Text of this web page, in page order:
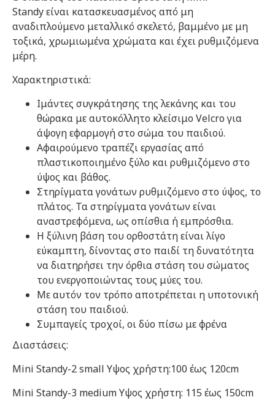
Standy είναι κατασκευασμένος από μη
αναδιπλούμενο μεταλλικό σκελετό, βαμμένο με μη
τοξικά, χρωμιωμένα χρώματα και έχει ρυθμιζόμενα
μέρη.
Χαρακτηριστικά:
Ιμάντες συγκράτησης της λεκάνης και του
θώρακα με αυτοκόλλητο κλείσιμο Velcro για
άψογη εφαρμογή στο σώμα του παιδιού.
Αφαιρούμενο τραπέζι εργασίας από
πλαστικοποιημένο ξύλο και ρυθμιζόμενο στο
ύψος και βάθος.
Στηρίγματα γονάτων ρυθμιζόμενο στο ύψος, το
πλάτος. Τα στηρίγματα γονάτων είναι
αναστρεφόμενα, ως οπίσθια ή εμπρόσθια.
Η ξύλινη βάση του ορθοστάτη είναι λίγο
εύκαμπτη, δίνοντας στο παιδί τη δυνατότητα
να διατηρήσει την όρθια στάση του σώματος
του ενεργοποιώντας τους μύες του.
Με αυτόν τον τρόπο αποτρέπεται η υποτονική
στάση του παιδιού.
Συμπαγείς τροχοί, οι δύο πίσω με φρένα
Διαστάσεις:
Mini Standy-2 small Υψος χρήστη:100 έως 120cm
Mini Standy-3 medium Υψος χρήστη: 115 έως 150cm